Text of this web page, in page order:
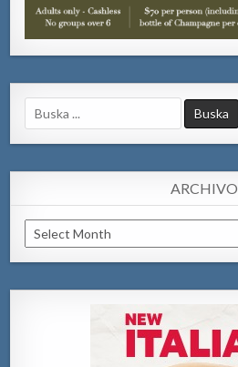
Search
for:
ARCHIVO
Archivo